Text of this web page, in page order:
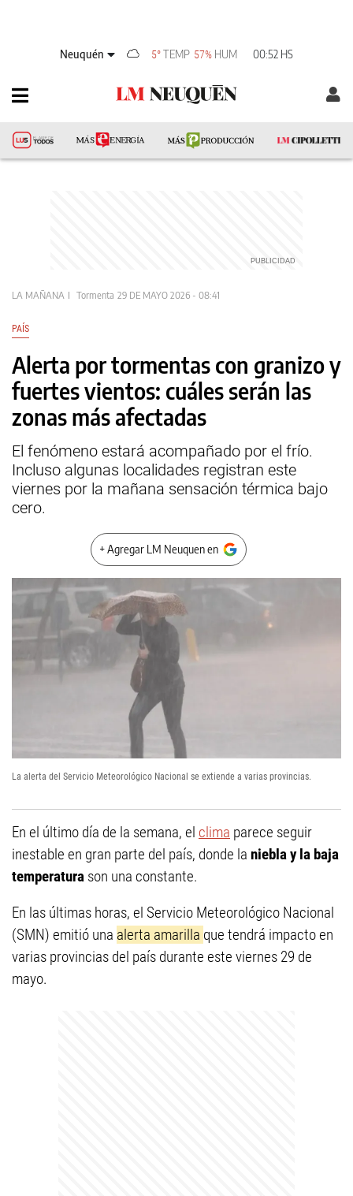
Neuquén 5°TEMP 57% HUM 00:52 HS
LA MAÑANA Tormenta 29 DE MAYO 2026 - 08:41
PAÍS
Alerta por tormentas con granizo y
fuertes vientos: cuáles serán las
zonas más afectadas
El fenómeno estará acompañado por el frío.
Incluso algunas localidades registran este
viernes por la mañana sensación térmica bajo
cero.
+ Agregar LM Neuquen en
La alerta del Servicio Meteorológico Nacional se extiende a varias provincias.
En el último día de la semana, el clima parece seguir
inestable en gran parte del país, donde la niebla y la baja
temperatura son una constante.
En las últimas horas, el Servicio Meteorológico Nacional
(SMN) emitió una alerta amarilla que tendrá impacto en
varias provincias del país durante este viernes 29 de
mayo.